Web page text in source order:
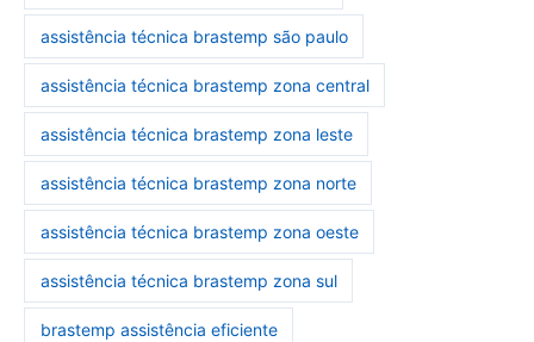
assistência técnica brastemp são paulo
assistência técnica brastemp zona central
assistência técnica brastemp zona leste
assistência técnica brastemp zona norte
assistência técnica brastemp zona oeste
assistência técnica brastemp zona sul
brastemp assistência eficiente